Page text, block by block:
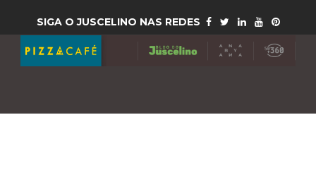
SIGA O JUSCELINO NAS REDES